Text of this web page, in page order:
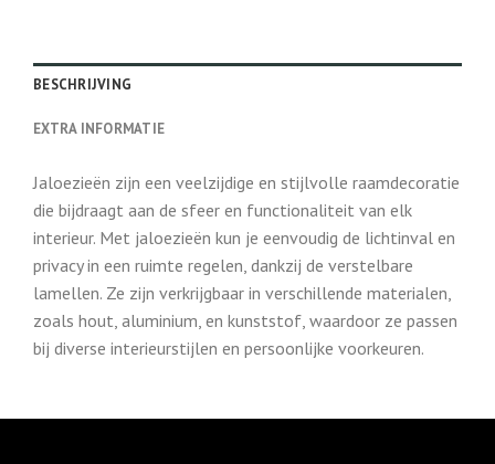
BESCHRIJVING
EXTRA INFORMATIE
Jaloezieën zijn een veelzijdige en stijlvolle raamdecoratie
die bijdraagt aan de sfeer en functionaliteit van elk
interieur. Met jaloezieën kun je eenvoudig de lichtinval en
privacy in een ruimte regelen, dankzij de verstelbare
lamellen. Ze zijn verkrijgbaar in verschillende materialen,
zoals hout, aluminium, en kunststof, waardoor ze passen
bij diverse interieurstijlen en persoonlijke voorkeuren.